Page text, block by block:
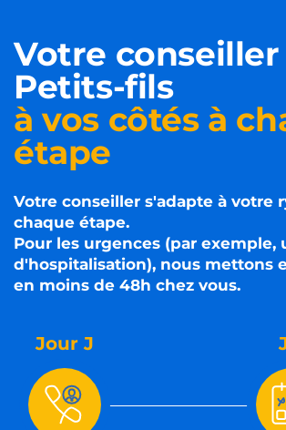
Votre conseiller
Petits-fils
à vos côtés à
étape
Votre conseiller s'adapte à votre
chaque étape.
Pour les urgences (par exemple,
d'hospitalisation), nous mettons
en moins de 48h chez vous.
Jour J